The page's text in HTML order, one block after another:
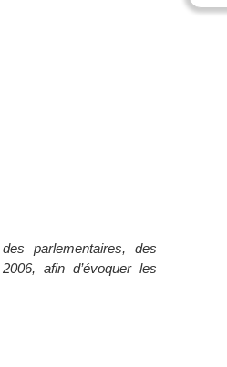
parlementaires, des
afin d’évoquer les